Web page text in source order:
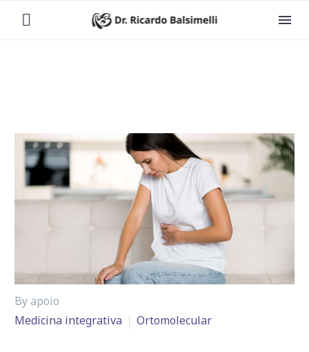


By apoio
Medicina integrativa
Ortomolecular